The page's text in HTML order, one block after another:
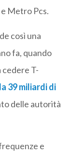
Metro Pcs.
così una
fa, quando
cedere T-
39 miliardi di
delle autorità
e